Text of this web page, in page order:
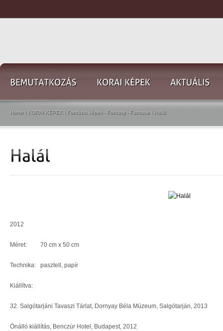
Home \ KORAI KÉPEK \ Fantázia képek - Fantasy - Fantasie \ Halál
2012
Méret: 70 cm x 50 cm
Technika: pasztell, papír
Kiállítva:
32. Salgótarjáni Tavaszi Tárlat, Dornyay Béla Múzeum, Salgótarján, 2013
Önálló kiállítás, Benczúr Hotel, Budapest, 2012